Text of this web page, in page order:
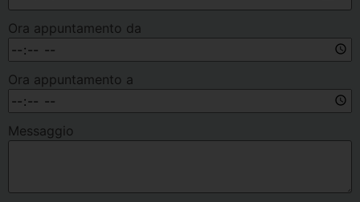
Ora appuntamento da
Ora appuntamento a
Messaggio